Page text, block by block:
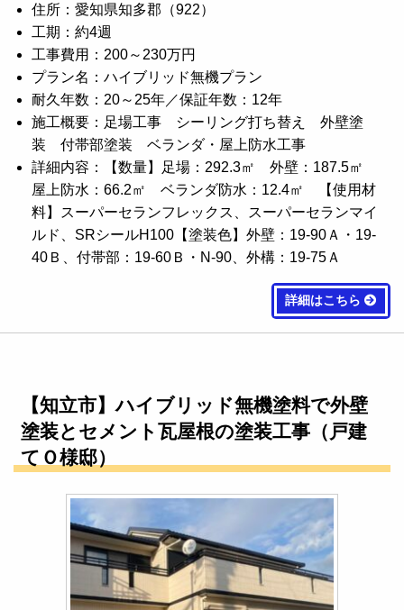
住所：愛知県知多郡（922）
工期：約4週
工事費用：200～230万円
プラン名：ハイブリッド無機プラン
耐久年数：20～25年／保証年数：12年
施工概要：足場工事 シーリング打ち替え 外壁塗
装 付帯部塗装 ベランダ・屋上防水工事
詳細内容：【数量】足場：292.3㎡ 外壁：187.5㎡
屋上防水：66.2㎡ ベランダ防水：12.4㎡ 【使用材
料】スーパーセランフレックス、スーパーセランマイ
ルド、SRシールH100【塗装色】外壁：19-90Ａ・19-
40Ｂ、付帯部：19-60Ｂ・N-90、外構：19-75Ａ
詳細はこちら
【知立市】ハイブリッド無機塗料で外壁
塗装とセメント瓦屋根の塗装工事（戸建
てＯ様邸）